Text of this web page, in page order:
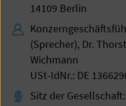
14109 Berlin
(Sprecher), Dr.
Wichmann
USt-IdNr.: DE
Sitz der